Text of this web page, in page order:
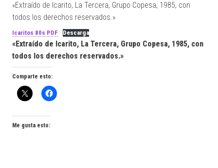
«Extraído de Icarito, La Tercera, Grupo Copesa, 1985, con
todos los derechos reservados.»
Icaritos 80s PDF Descarga
«Extraído de Icarito, La Tercera, Grupo Copesa, 1985, con
todos los derechos reservados.»
Comparte esto:
Me gusta esto: